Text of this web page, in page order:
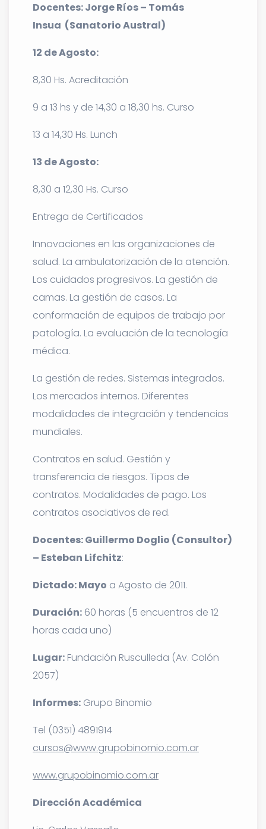
Docentes: Jorge Ríos – Tomás
Insua (Sanatorio Austral)
12 de Agosto:
8,30 Hs. Acreditación
9 a 13 hs y de 14,30 a 18,30 hs. Curso
13 a 14,30 Hs. Lunch
13 de Agosto:
8,30 a 12,30 Hs. Curso
Entrega de Certificados
Innovaciones en las organizaciones de
salud. La ambulatorización de la atención.
Los cuidados progresivos. La gestión de
camas. La gestión de casos. La
conformación de equipos de trabajo por
patología. La evaluación de la tecnología
médica.
La gestión de redes. Sistemas integrados.
Los mercados internos. Diferentes
modalidades de integración y tendencias
mundiales.
Contratos en salud. Gestión y
transferencia de riesgos. Tipos de
contratos. Modalidades de pago. Los
contratos asociativos de red.
Docentes: Guillermo Doglio (Consultor)
– Esteban Lifchitz:
Dictado: Mayo a Agosto de 2011.
Duración: 60 horas (5 encuentros de 12
horas cada uno)
Lugar: Fundación Rusculleda (Av. Colón
2057)
Informes: Grupo Binomio
Tel (0351) 4891914
cursos@www.grupobinomio.com.ar
www.grupobinomio.com.ar
Dirección Académica